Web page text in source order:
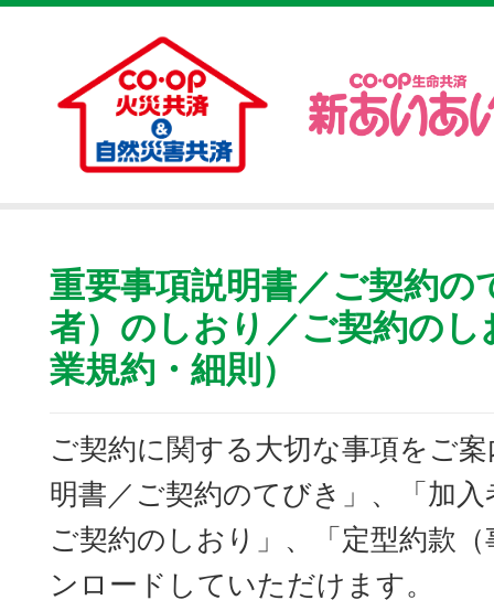
重要事項説明書／ご契約の
者）のしおり／ご契約のし
業規約・細則）
ご契約に関する大切な事項をご
明書／ご契約のてびき」、「加
ご契約のしおり」、「定型約款
ンロードしていただけます。